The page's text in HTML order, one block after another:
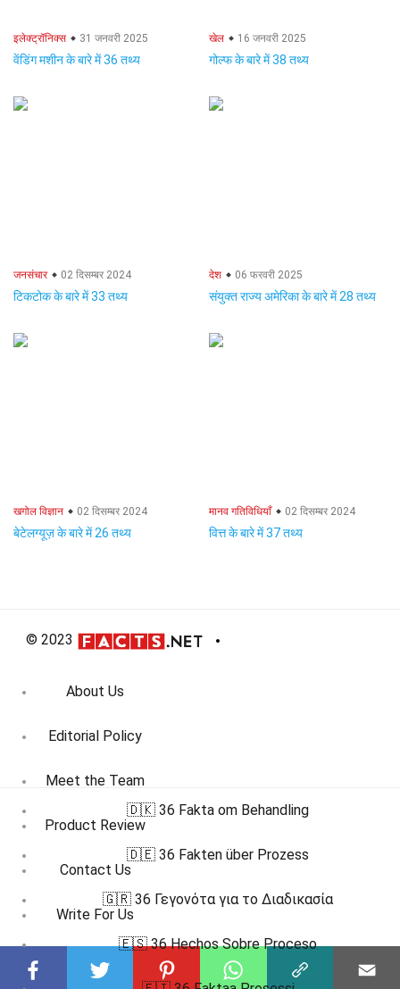
इलेक्ट्रॉनिक्स 31 जनवरी 2025
वेंडिंग मशीन के बारे में 36 तथ्य
खेल 16 जनवरी 2025
गोल्फ के बारे में 38 तथ्य
जनसंचार 02 दिसम्बर 2024
टिकटोक के बारे में 33 तथ्य
देश 06 फरवरी 2025
संयुक्त राज्य अमेरिका के बारे में 28 तथ्य
खगोल विज्ञान 02 दिसम्बर 2024
बेटेलग्यूज़ के बारे में 26 तथ्य
मानव गतिविधियाँ 02 दिसम्बर 2024
वित्त के बारे में 37 तथ्य
© 2023
About Us
Editorial Policy
Meet the Team
Product Review
Contact Us
Write For Us
Affiliate Disclosure
🇩🇰 36 Fakta om Behandling
🇩🇪 36 Fakten über Prozess
🇬🇷 36 Γεγονότα για το Διαδικασία
🇪🇸 36 Hechos Sobre Proceso